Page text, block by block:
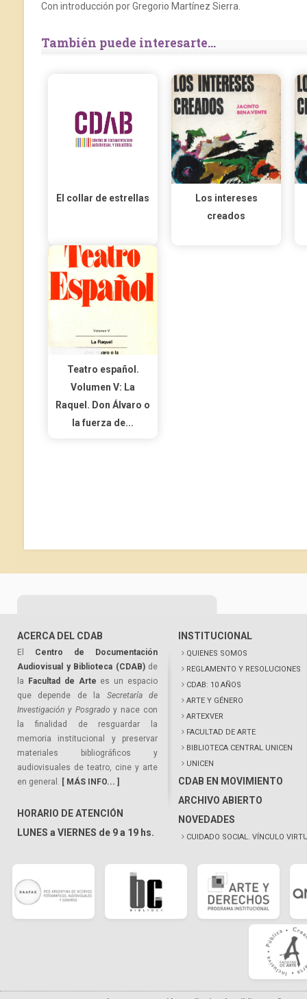
Con introducción por Gregorio Martínez Sierra.
También puede interesarte...
El collar de estrellas
Los intereses
creados
Teatro español.
Volumen V: La
Raquel. Don Álvaro o
la fuerza de...
ACERCA DEL CDAB
El Centro de Documentación
Audiovisual y Biblioteca (CDAB)de
la
Facultad de Arte es un espacio
que depende de la Secretaría de
Investigación y Posgrado y nace con
la finalidad de resguardar la
memoria institucional y preservar
materiales bibliográficos y
audiovisuales de teatro, cine y arte
en general. [ MÁS INFO... ]
HORARIO DE ATENCIÓN
LUNES a VIERNES de 9 a 19 hs.
INSTITUCIONAL
QUIENES SOMOS
REGLAMENTO Y RESOLUCIONES
CDAB: 10 AÑOS
ARTE Y GÉNERO
ARTEXVER
FACULTAD DE ARTE
BIBLIOTECA CENTRAL UNICEN
UNICEN
CDAB EN MOVIMIENTO
ARCHIVO ABIERTO
NOVEDADES
CUIDADO SOCIAL. VÍNCULO